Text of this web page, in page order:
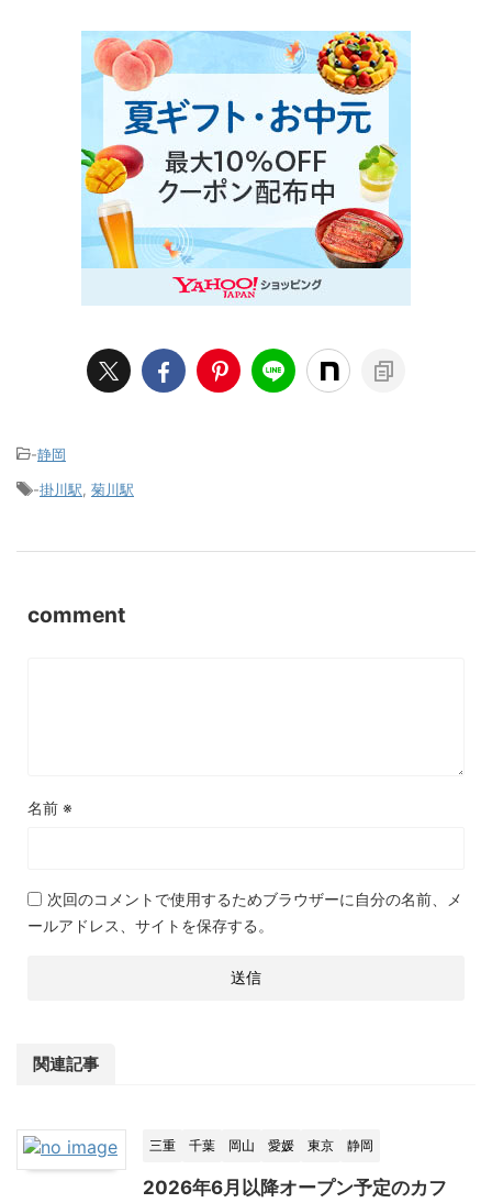
-静岡
-掛川駅 菊川駅
comment
名前 ※
次回のコメントで使用するためブラウザーに自分の名前、メ
ールアドレス、サイトを保存する。
関連記事
三重 千葉 岡山 愛媛 東京 静岡
2026年6月以降オープン予定のカフ